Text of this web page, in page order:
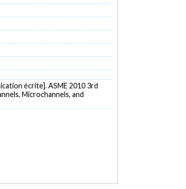
écrite]. ASME 2010 3rd
Microchannels, and